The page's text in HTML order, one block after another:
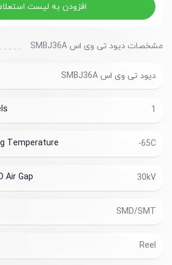
افزودن به لیست
مشخصات دیود تی وی اس SMBJ36A
دیود تی وی اس SMBJ36A
1
-65C
Temperature
30kV
Air Gap
SMD/SMT
Reel